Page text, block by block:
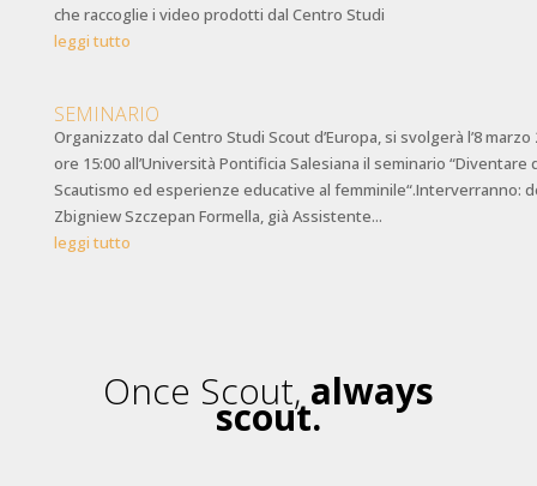
che raccoglie i video prodotti dal Centro Studi
leggi tutto
SEMINARIO
Organizzato dal Centro Studi Scout d’Europa, si svolgerà l’8 marzo
ore 15:00 all’Università Pontificia Salesiana il seminario “Diventare
Scautismo ed esperienze educative al femminile“.Interverranno:
Zbigniew Szczepan Formella, già Assistente...
leggi tutto
Once Scout, always
scout.